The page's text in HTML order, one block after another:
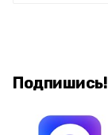
Подпишись!